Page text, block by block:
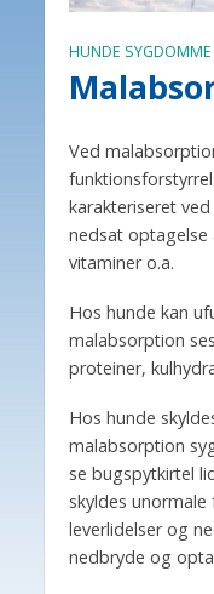
HUNDE SYGDOMME
Ved
karakteriseret
nedsat
vitaminer o.a.
Hos hunde kan
malabsorption
proteiner,
Hos hunde
malabsorption
se bugspytkirtel
skyldes
leverlidelser og
nedbryde og